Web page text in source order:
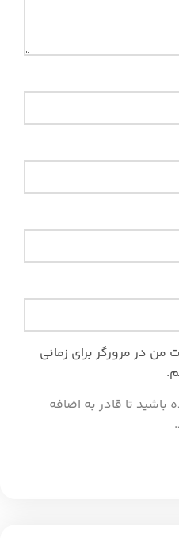
من در مرورگر برای زمانی
تا قادر به اضافه